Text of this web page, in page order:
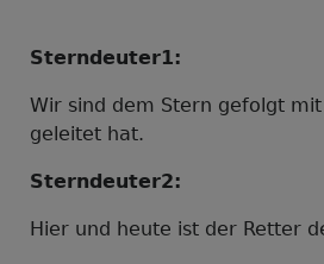
Sterndeuter1:
Wir sind dem Stern gefolgt
geleitet hat.
Sterndeuter2:
Hier und heute ist der Retter